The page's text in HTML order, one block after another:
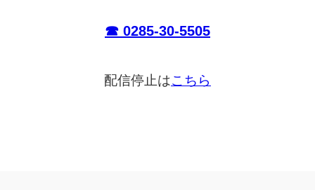
☎ 0285-30-5505
配信停止はこちら